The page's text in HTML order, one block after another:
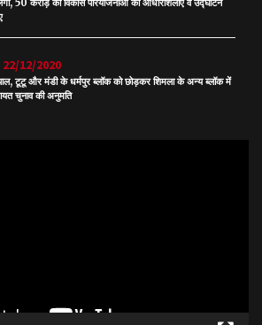
50 करोड़ की विकास परियोजनाओं की आधारशिलाएं व उद्घाटन
22/12/2020
टूटू और मंडी के धर्मपुर ब्लॉक को छोड़कर शिमला के अन्य ब्लॉक में
चुनाव की अनुमति